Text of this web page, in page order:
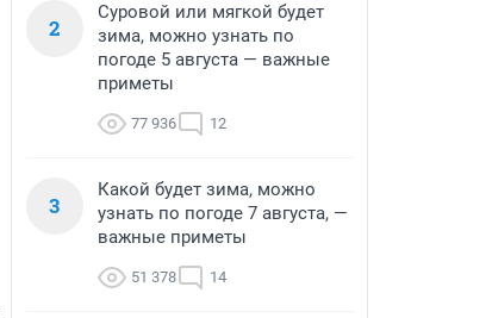
2
Суровой или мягкой будет
зима, можно узнать по
погоде 5 августа — важные
приметы
77 936 12
3
Какой будет зима, можно
узнать по погоде 7 августа, —
важные приметы
51 378 14